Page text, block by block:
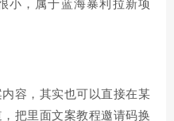
小，属于蓝海暴利拉新项
容，其实也可以直接在某
把里面文案教程邀请码换